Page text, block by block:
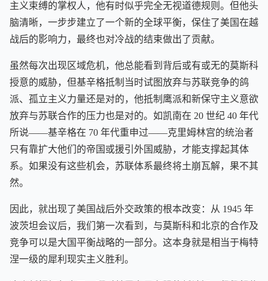
主义束缚的掌权人，他有时似乎完全无视道德规则。但他头
脑清晰，一步步建立了一个新的全球平衡，保住了美国在越
战后的影响力，最终也对冷战的结束做出了贡献。
虽然每次出现区域危机，他总能看到背后或有或无的莫斯科
授意的威胁，但基辛格抵制当时试图放弃与苏联竞争的鸽
派、孤立主义力量还是对的，他抵制鹰派和新保守主义意欲
放弃与苏联合作的压力也是对的。如凯南在 20 世纪 40 年代
所说——基辛格在 70 年代重申过——克里姆林宫的统治者
只有靠扩大他们的帝国或援引外国威胁，才能支撑起其体
系。如果没有这些机会，苏联体系最终将土崩瓦解，果不其
然。
因此，就出现了美国战后外交政策的根本改变：从 1945 年
波茨坦会议后，我们第一次看到，与莫斯科和北京的合作及
竞争可以是大国平衡战略的一部分。这本身就是相当于梅特
涅一级的犀利现实主义胜利。